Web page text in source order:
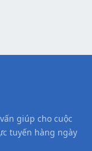
giúp cho cuộc
tuyến hàng ngày